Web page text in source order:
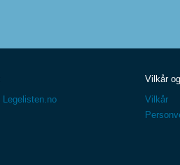
Legelisten.no
Vilkår
Vilkår